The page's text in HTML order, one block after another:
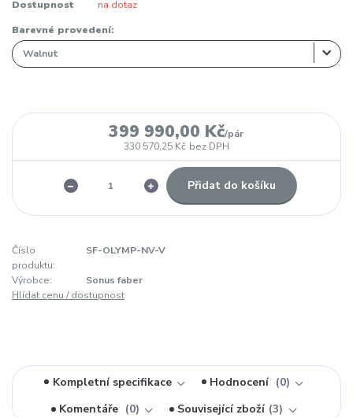
Dostupnost na dotaz
Barevné provedení:
399 990,00 Kč/pár
330 570,25 Kč bez DPH
Přidat do košíku
Číslo
produktu:
SF-OLYMP-NV-V
Výrobce:
Sonus faber
Hlídat cenu / dostupnost
Kompletní specifikace Hodnocení
0
Komentáře
0 Související zboží 3